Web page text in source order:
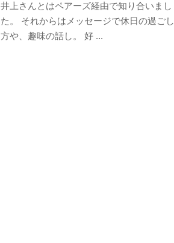
井上さんとはペアーズ経由で知り合いまし
た。 それからはメッセージで休日の過ごし
方や、趣味の話し。 好 ...